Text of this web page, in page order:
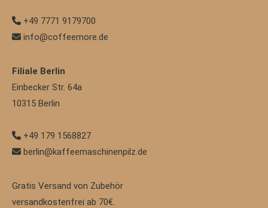
+49 7771 9179700
info@coffeemore.de
Filiale Berlin
Einbecker Str. 64a
10315 Berlin
+49 179 1568827
berlin@kaffeemaschinenpilz.de
Gratis Versand von Zubehör
versandkostenfrei ab 70€.